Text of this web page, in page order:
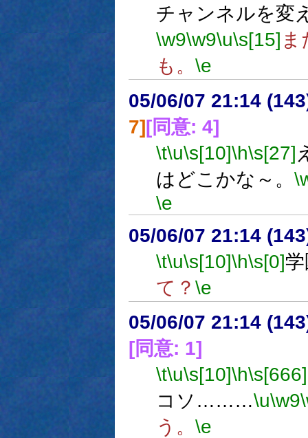
チャンネルを変
\w9\w9\u\s[15] ま
も。 \e
05/06/07 21:14
7][同意: 4]
\t\u\s[10]\h\s[27]
はどこかな～。
\e
05/06/07 21:14
\t\u\s[10]\h\s[0]
て？ \e
05/06/07 21:14
[同意: 1]
\t\u\s[10]\h\s[666]
コソ………\u\w9
う。 \e